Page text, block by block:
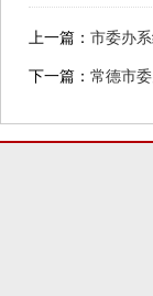
上一篇： 市委办
下一篇： 常德市